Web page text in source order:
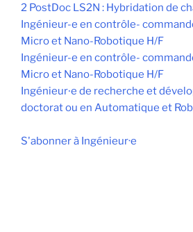
2 PostDoc LS2N : Hybridation de
Ingénieur-e en contrôle-
Micro et Nano-Robotique H/F
Ingénieur-e en contrôle-
Micro et Nano-Robotique H/F
Ingénieur∙e de recherche et
doctorat ou en Automatique et
S'abonner à Ingénieur·e